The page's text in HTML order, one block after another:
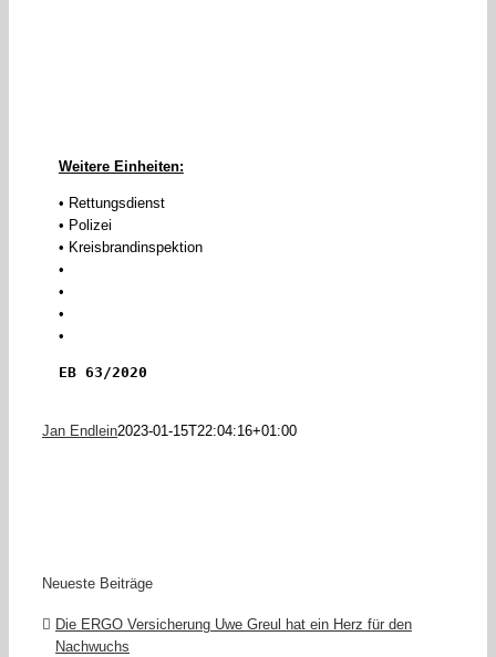
Weitere Einheiten:
• Rettungsdienst
• Polizei
• Kreisbrandinspektion
•
•
•
•
EB 63/2020
Jan Endlein2023-01-15T22:04:16+01:00
Neueste Beiträge
Die ERGO Versicherung Uwe Greul hat ein Herz für den
Nachwuchs